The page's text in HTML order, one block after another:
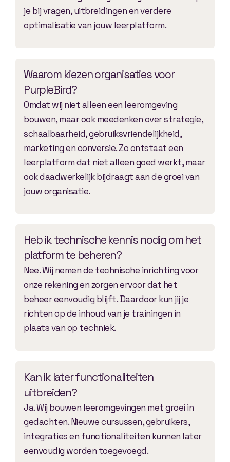
je bij vragen, uitbreidingen en verdere
optimalisatie van jouw leerplatform.
Waarom kiezen organisaties voor
PurpleBird?
Omdat wij niet alleen een leeromgeving
bouwen, maar ook meedenken over strategie,
schaalbaarheid, gebruiksvriendelijkheid,
marketing en conversie. Zo ontstaat een
leerplatform dat niet alleen goed werkt, maar
ook daadwerkelijk bijdraagt aan de groei van
jouw organisatie.
Heb ik technische kennis nodig om het
platform te beheren?
Nee. Wij nemen de technische inrichting voor
onze rekening en zorgen ervoor dat het
beheer eenvoudig blijft. Daardoor kun jij je
richten op de inhoud van je trainingen in
plaats van op techniek.
Kan ik later functionaliteiten
uitbreiden?
Ja. Wij bouwen leeromgevingen met groei in
gedachten. Nieuwe cursussen, gebruikers,
integraties en functionaliteiten kunnen later
eenvoudig worden toegevoegd.